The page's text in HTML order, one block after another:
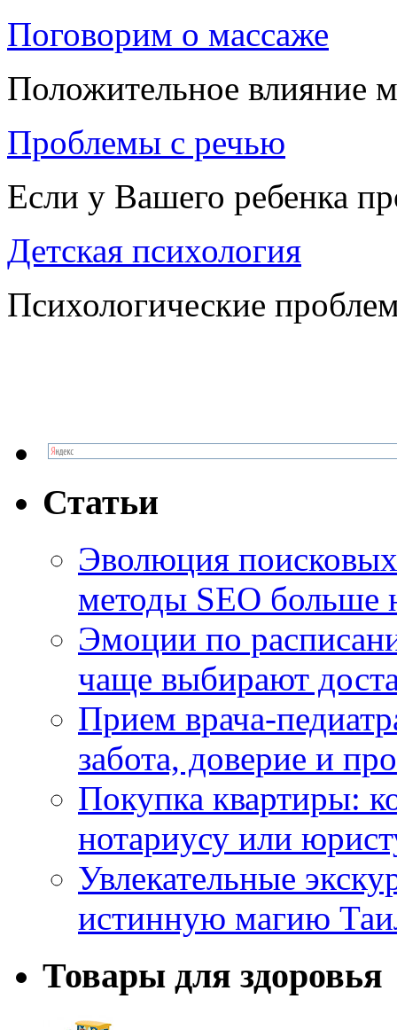
Поговорим о массаже
Положительное влияние
Проблемы с речью
Если у Вашего ребенка
Детская психология
Психологические
Статьи
Эволюция
методы SEO больше
Эмоции по
чаще выбирают
Прием врача-
забота, доверие и
Покупка квартиры:
нотариусу или
Увлекательные
истинную магию
Товары для здоровья